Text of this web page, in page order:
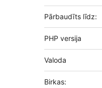
Pārbaudīts līdz:
PHP versija
Valoda
Birkas: